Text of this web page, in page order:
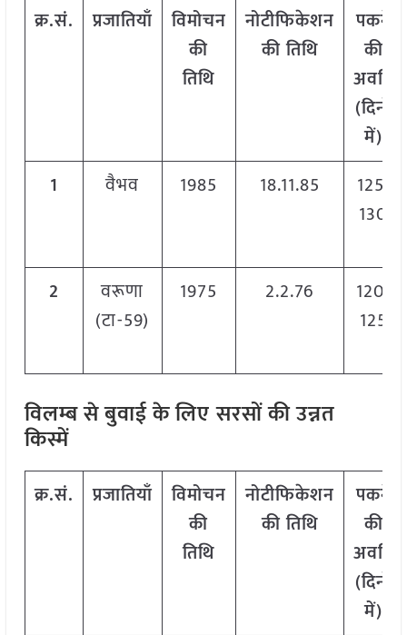
क्र.सं. प्रजातियाँ
विमोचन
की
तिथि
नोटीफिकेशन
की तिथि
पकने
की
अवधि
(दिनों
में)
1
वैभव 1985 18.11.85
125-
130
2
वरूणा
(टा-59)
1975 2.2.76
120-
125
विलम्ब से बुवाई के लिएसरसों की उन्नत
किस्में
क्र.सं. प्रजातियाँ
विमोचन
की
तिथि
नोटीफिकेशन
की तिथि
पकने
की
अवधि
(दिनों
में)